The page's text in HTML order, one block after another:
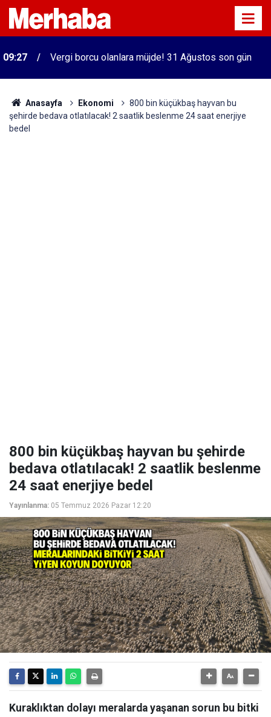
09:27 Vergi borcu olanlara müjde! 31 Ağustos son gün
Anasayfa Ekonomi
800 bin küçükbaş hayvan bu
şehirde bedava otlatılacak! 2 saatlik beslenme 24 saat enerjiye
bedel
800 bin küçükbaş hayvan bu şehirde
bedava otlatılacak! 2 saatlik beslenme
24 saat enerjiye bedel
Yayınlanma: 05 Temmuz 2026 Pazar 12:20
Kuraklıktan dolayı meralarda yaşanan sorun bu bitki